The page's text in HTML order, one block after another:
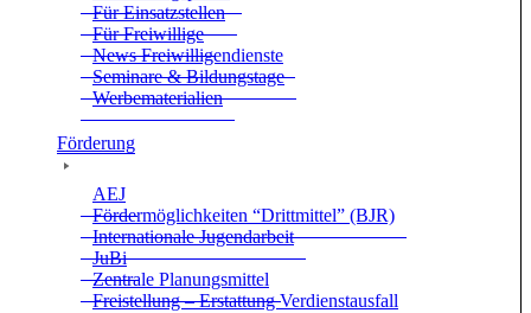
Für Ein­satz­stel­len
Für Frei­wil­lige
News Frei­wil­li­gen­dienste
Semi­nare & Bil­dungs­tage
Wer­be­ma­te­ria­lien
För­de­rung
AEJ
För­der­mög­lich­kei­ten “Dritt­mit­tel” (BJR)
Inter­na­tio­nale Jugend­ar­beit
JuBi
Zen­trale Pla­nungs­mit­tel
Frei­stel­lung – Erstat­tung Ver­dienst­aus­fall